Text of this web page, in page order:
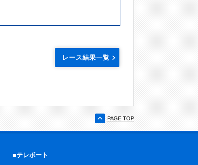
レース結果一覧
PAGE TOP
■テレボート